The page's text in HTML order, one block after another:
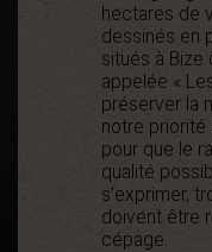
hectares de
dessinés en
situés à Bize
appelée «
préserver la
notre priorité
pour que le
qualité
s’exprimer,
doivent être
cépage.